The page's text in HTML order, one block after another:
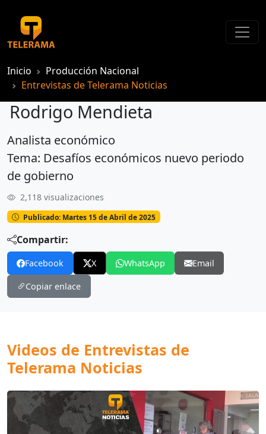
Inicio
Producción Nacional
Entrevistas de Telerama Noticias
Rodrigo Mendieta
Rodrigo Mendieta
Analista económico
Tema: Desafíos económicos nuevo periodo
de gobierno
2,118 visualizaciones
Publicado: Martes 15 de Abril de 2025
Compartir:
Facebook X WhatsApp Email
Copiar enlace
Videos de Entrevistas de
Telerama Noticias